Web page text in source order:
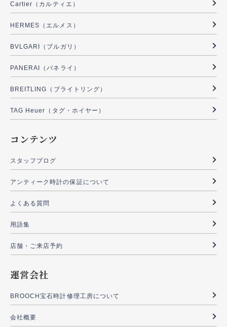
Cartier（カルティエ）
HERMES（エルメス）
BVLGARI（ブルガリ）
PANERAI（パネライ）
BREITLING（ブライトリング）
TAG Heuer（タグ・ホイヤー）
コンテンツ
スタッフブログ
アンティーク時計の保証について
よくある質問
用語集
店舗・ご来店予約
運営会社
BROOCH宝石時計修理工房について
会社概要